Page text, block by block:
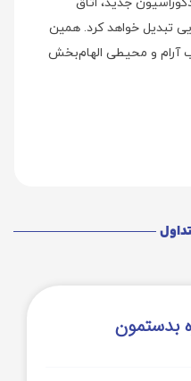
تبدیل خواهد کرد. همین
آرام و محیطی الهام‌بخش
بدستمون